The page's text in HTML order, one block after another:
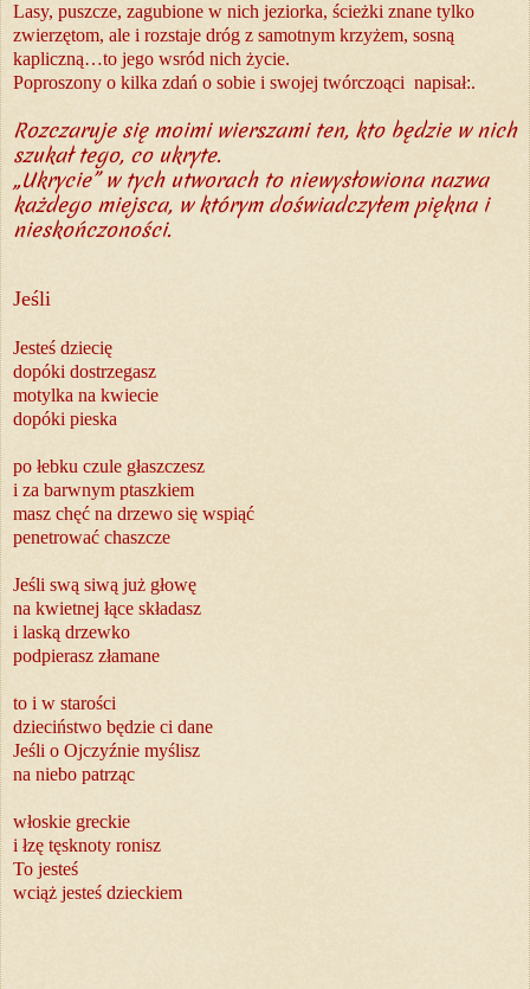
Lasy, puszcze, zagubione w nich jeziorka, ścieżki znane tylko
zwierzętom, ale i rozstaje dróg z samotnym krzyżem, sosną
kapliczną…to jego wsród nich życie.
Poproszony o kilka zdań o sobie i swojej twórczoąci napisał:.
Rozczaruje się moimi wierszami ten, kto będzie w nich
szukał tego, co ukryte.
„Ukrycie” w tych utworach to niewysłowiona nazwa
każdego miejsca, w którym doświadczyłem piękna i
nieskończoności.
Jeśli
Jesteś dziecię
dopóki dostrzegasz
motylka na kwiecie
dopóki pieska
po łebku czule głaszczesz
i za barwnym ptaszkiem
masz chęć na drzewo się wspiąć
penetrować chaszcze
Jeśli swą siwą już głowę
na kwietnej łące składasz
i laską drzewko
podpierasz złamane
to i w starości
dzieciństwo będzie ci dane
Jeśli o Ojczyźnie myślisz
na niebo patrząc
włoskie greckie
i łzę tęsknoty ronisz
To jesteś
wciąż jesteś dzieckiem